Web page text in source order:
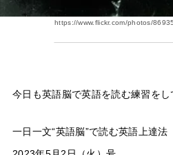
https://www.flickr.com/photos/
今日も英語脳で英語を読む練習をし
一日一文“英語脳”で読む英語上達法